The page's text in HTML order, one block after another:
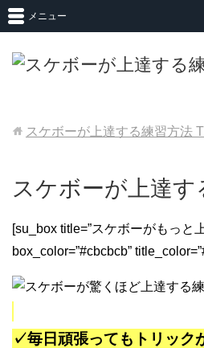
メニュー
スケボーが上達する練習方法
スケボーが上達す
[su_box title=”スケボーがもっと
box_color=”#cbcbcb”
✓毎日頑張ってもトリック